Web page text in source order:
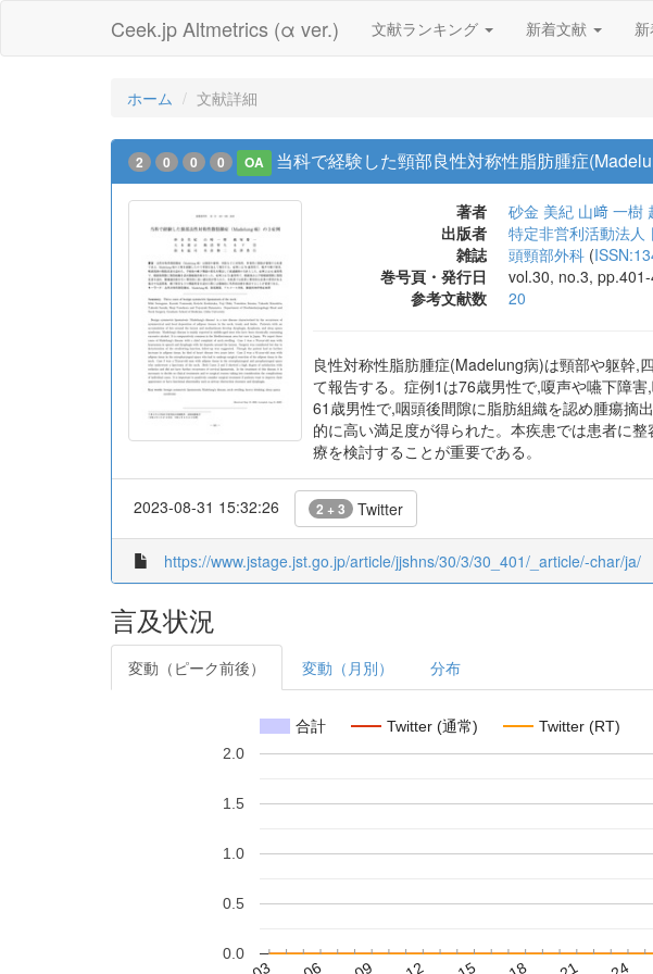
Ceek.jp Altmetrics (α ver.) 文献ランキング 新着文献
ホーム 文献詳細
2 0 0 0 OA 当科で経験した頸部良性対称性脂肪腫症
著者 砂金 美紀 山﨑 一樹
出版者
特定非営利活動法人
雑誌
頭頸部外科 (
巻号頁・発行日
vol.30, no.3,
参考文献数
20
良性対称性脂肪腫症(Madelung病)は頸部や躯幹,
て報告する。症例1は76歳男性で,嗄声や嚥下障
61歳男性で,咽頭後間隙に脂肪組織を認め腫瘍摘
的に高い満足度が得られた。本疾患では患者に
療を検討することが重要である。
2023-08-31 15:32:26 2 + 3 Twitter
https://www.jstage.jst.go.jp/article/jjshns/30/3/30_401/_article/-char/ja/
言及状況
変動（ピーク前後） 変動（月別） 分布
合計 Twitter (通常) Twitter (RT)
0.0
0.5
1.0
1.5
2.0